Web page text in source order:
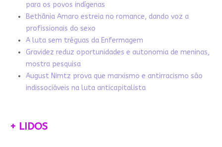
para os povos indígenas
Bethânia Amaro estreia no romance, dando voz a
profissionais do sexo
A luta sem tréguas da Enfermagem
Gravidez reduz oportunidades e autonomia de meninas,
mostra pesquisa
August Nimtz prova que marxismo e antirracismo são
indissociáveis na luta anticapitalista
+ LIDOS